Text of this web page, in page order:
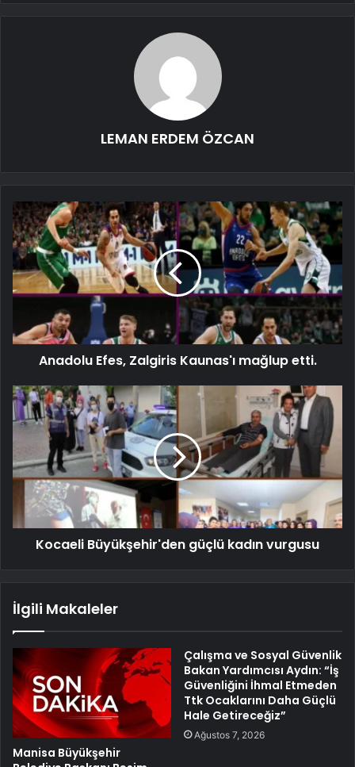
LEMAN ERDEM ÖZCAN
Anadolu Efes, Zalgiris Kaunas'ı mağlup etti.
Kocaeli Büyükşehir'den güçlü kadın vurgusu
İlgili Makaleler
Manisa Büyükşehir
Çalışma ve Sosyal Güvenlik
Bakan Yardımcısı Aydın: “İş
Güvenliğini İhmal Etmeden
Ttk Ocaklarını Daha Güçlü
Hale Getireceğiz”
Ağustos 7, 2026